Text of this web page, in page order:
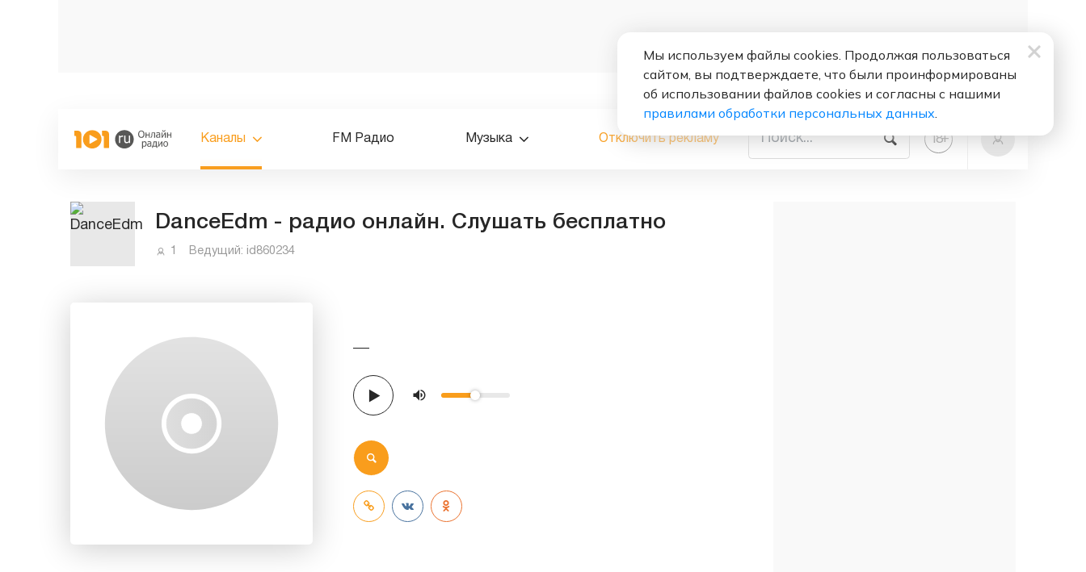
Каналы FM Радио Музыка Отключить рекламу 18+
DanceEdm - радио онлайн. Слушать бесплатно
Ведущий: id860234
—
Мы используем файлы cookies. Продолжая пользоваться
сайтом, вы подтверждаете, что были проинформированы
об использовании файлов cookies и согласны с нашими
правилами обработки персональных данных.